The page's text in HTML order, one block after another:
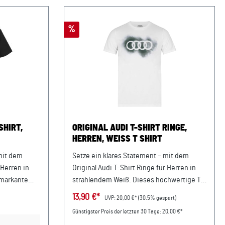
dem
in
Audi
Rabatt
%
ORIGINAL AUDI T-SHIRT RINGE,
HERREN, WEISS T SHIRT
Setze ein klares Statement – mit dem
Original Audi T-Shirt Ringe für Herren in
strahlendem Weiß. Dieses hochwertige T-
Shirt kombiniert zeitlosen Stil mit
zu Deinem idealen Begleiter im Alltag.
13,90 €* UVP:20,00 €* (30.5% gespart)
Günstigster Preis der letzten 30 Tage: 20,00 €*